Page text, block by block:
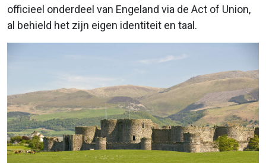
officieel onderdeel van Engeland via de Act of Union,
al behield het zijn eigen identiteit en taal.